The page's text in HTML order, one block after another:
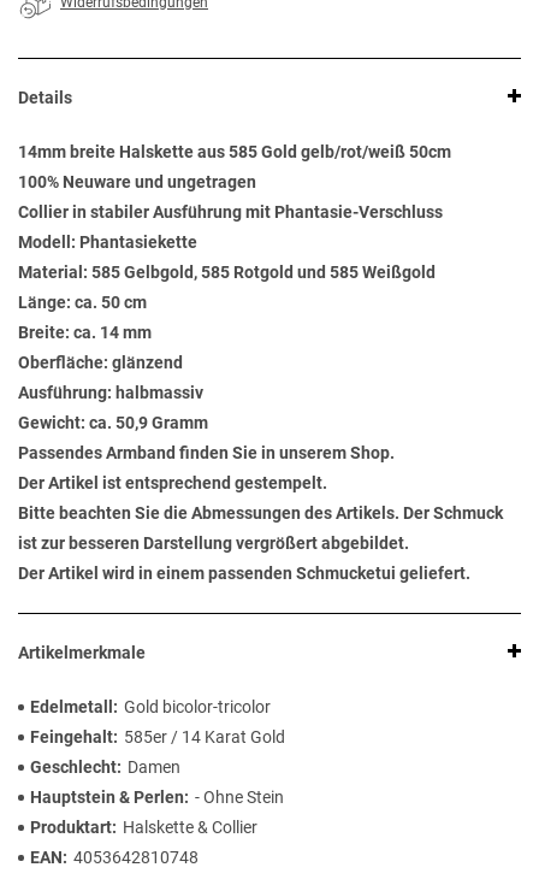
Details
14mm breite Halskette aus 585 Gold gelb/rot/weiß 50cm
100% Neuware und ungetragen
Collier in stabiler Ausführung mit Phantasie-Verschluss
Modell: Phantasiekette
Material: 585 Gelbgold, 585 Rotgold und 585 Weißgold
Länge: ca. 50 cm
Breite: ca. 14 mm
Oberfläche: glänzend
Ausführung: halbmassiv
Gewicht: ca. 50,9 Gramm
Passendes Armband finden Sie in unserem Shop.
Der Artikel ist entsprechend gestempelt.
Bitte beachten Sie die Abmessungen des Artikels. Der Schmuck
ist zur besseren Darstellung vergrößert abgebildet.
Der Artikel wird in einem passenden Schmucketui geliefert.
Artikelmerkmale
Edelmetall
Gold bicolor-tricolor
Feingehalt
585er / 14 Karat Gold
Geschlecht
Damen
Hauptstein & Perlen
- Ohne Stein
Produktart
Halskette & Collier
EAN
4053642810748